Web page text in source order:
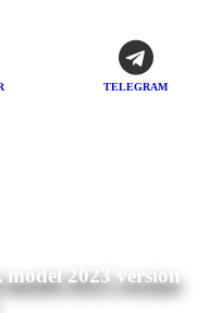
TELEGRAM
2023 version